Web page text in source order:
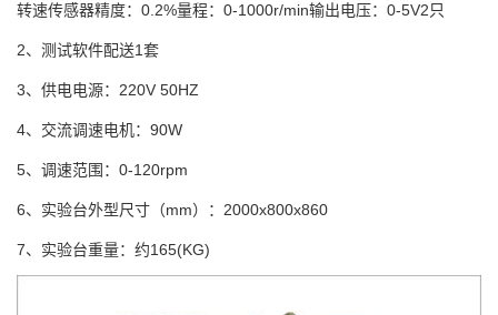
转速传感器精度：0.2%量程：0-1000r/min输出电压：0-5V2只
2、测试软件配送1套
3、供电电源：220V 50HZ
4、交流调速电机：90W
5、调速范围：0-120rpm
6、实验台外型尺寸（mm）：2000x800x860
7、实验台重量：约165(KG)